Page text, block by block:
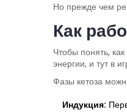
Но прежде чем
Как
Чтобы понять,
энергии, и тут в
Фазы кетоза
Индукция: